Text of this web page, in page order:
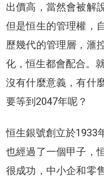
出價高，當然會被解
但是恒生的管理權，
歷幾代的管理層，滙
化，恒生都會配合。
沒有什麼意義，有什
要等到2047年呢？
恒生銀號創立於1933
也經過了一個甲子，
很成功，中小企和零